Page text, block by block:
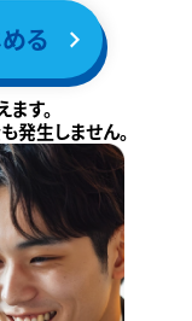
る
す。
発生しません。